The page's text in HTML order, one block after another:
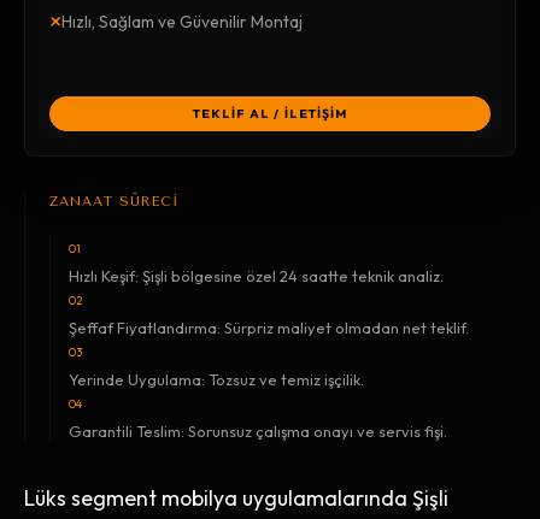
×Hızlı, Sağlam ve Güvenilir Montaj
TEKLİF AL / İLETİŞİM
ZANAAT SÜRECİ
01
Hızlı Keşif: Şişli bölgesine özel 24 saatte teknik analiz.
02
Şeffaf Fiyatlandırma: Sürpriz maliyet olmadan net teklif.
03
Yerinde Uygulama: Tozsuz ve temiz işçilik.
04
Garantili Teslim: Sorunsuz çalışma onayı ve servis fişi.
Lüks segment mobilya uygulamalarında Şişli